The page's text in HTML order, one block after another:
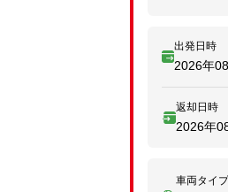
出発日時
2026年
返却日時
2026年
車両タイプ